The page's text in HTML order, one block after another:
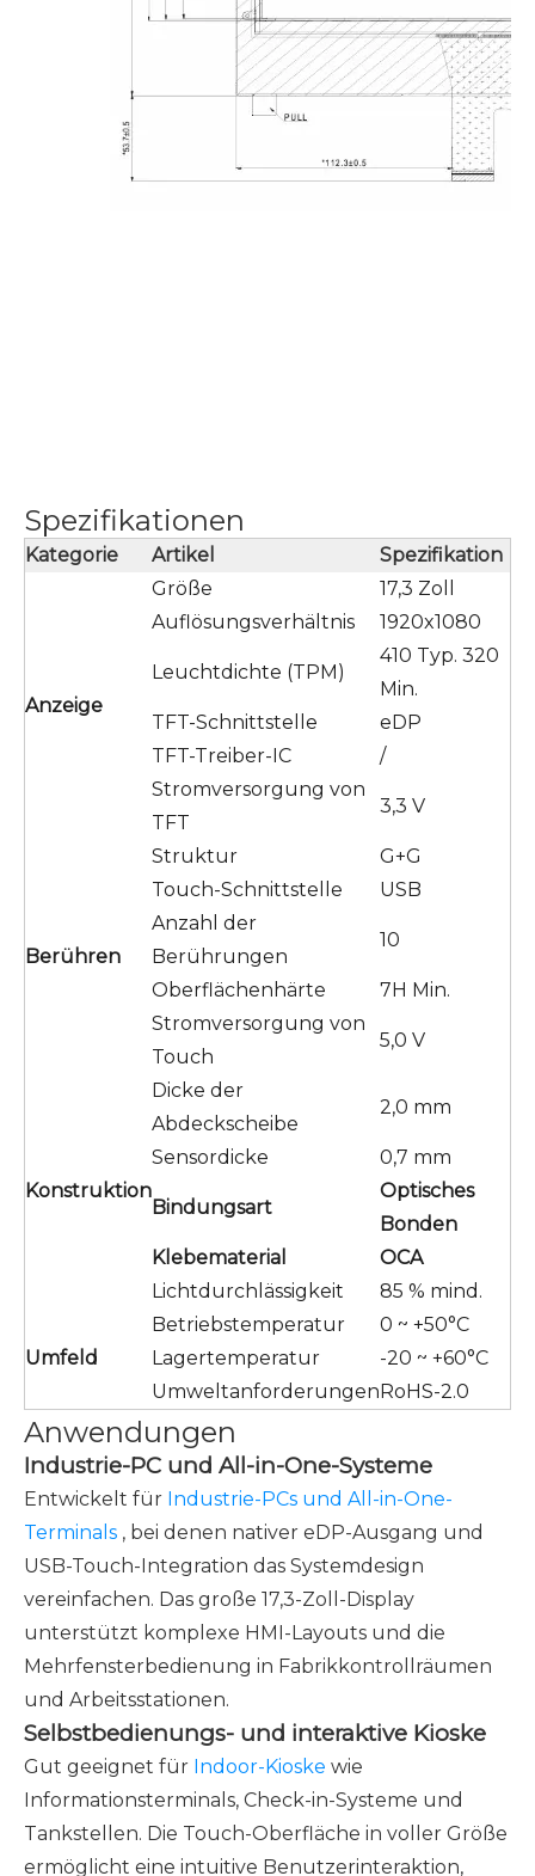
Spezifikationen
Kategorie Artikel Spezifikation
Anzeige
Größe
17,3 Zoll
Auflösungsverhältnis
1920x1080
Leuchtdichte (TPM)
410 Typ. 320
Min.
TFT-Schnittstelle
eDP
TFT-Treiber-IC
/
Stromversorgung von
TFT
3,3 V
Berühren
Struktur
G+G
Touch-Schnittstelle
USB
Anzahl der
Berührungen
10
Oberflächenhärte
7H Min.
Stromversorgung von
Touch
5,0 V
Konstruktion
Dicke der
Abdeckscheibe
2,0 mm
Sensordicke 0,7 mm
Bindungsart
Optisches
Bonden
Klebematerial
OCA
Lichtdurchlässigkeit
85 % mind.
Umfeld
Betriebstemperatur
0 ~ +50°C
Lagertemperatur
-20 ~ +60°C
UmweltanforderungenRoHS-2.0
Anwendungen
Industrie-PC und All-in-One-Systeme
Entwickelt für Industrie-PCs und All-in-One-
Terminals , bei denen nativer eDP-Ausgang und
USB-Touch-Integration das Systemdesign
vereinfachen. Das große 17,3-Zoll-Display
unterstützt komplexe HMI-Layouts und die
Mehrfensterbedienung in Fabrikkontrollräumen
und Arbeitsstationen.
Selbstbedienungs- und interaktive Kioske
Gut geeignet für Indoor-Kioske wie
Informationsterminals, Check-in-Systeme und
Tankstellen. Die Touch-Oberfläche in voller Größe
ermöglicht eine intuitive Benutzerinteraktion,